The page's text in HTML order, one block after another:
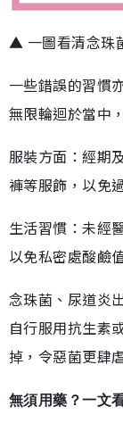
▲ 一圖看清念珠
一些錯誤的習慣
無限輪迴於當中
服裝方面：經期
褲等服飾，以免
生活習慣：未經
以免私密處酸鹼
念珠菌、尿道炎
自行服用抗生素
掉，令惡菌更肆
無須用藥？一文